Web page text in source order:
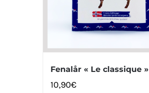
Fenalår « Le classique »
10,90€